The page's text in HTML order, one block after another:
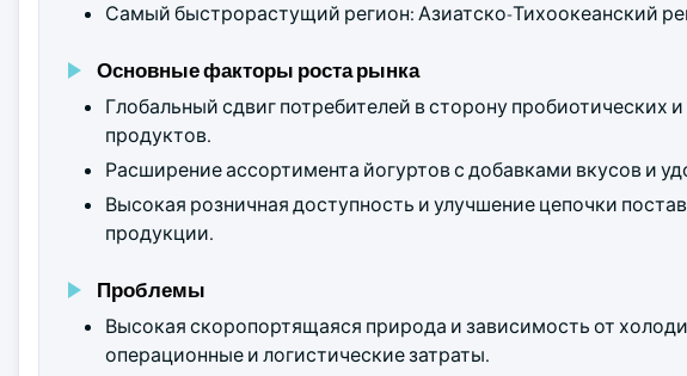
Самый быстрорастущий регион: Азиатско-Тихоокеанский
Основные факторы роста рынка
Глобальный сдвиг потребителей в сторону
продуктов.
Расширение ассортимента йогуртов с добавками вкусов и
Высокая розничная доступность и улучшение цепочки
продукции.
Проблемы
Высокая скоропортящаяся природа и зависимость от
операционные и логистические затраты.